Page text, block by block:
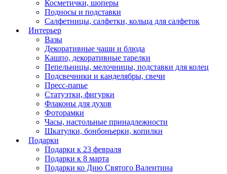
Косметички, шоперы
Подносы и подставки
Салфетницы, салфетки, кольца для салфеток
Интерьер
Вазы
Декоративные чаши и блюда
Кашпо, декоративные тарелки
Пепельницы, мелочницы, подставки для колец
Подсвечники и канделябры, свечи
Пресс-папье
Статуэтки, фигурки
Флаконы для духов
Фоторамки
Часы, настольные принадлежности
Шкатулки, бонбоньерки, копилки
Подарки
Подарки к 23 февраля
Подарки к 8 марта
Подарки ко Дню Святого Валентина